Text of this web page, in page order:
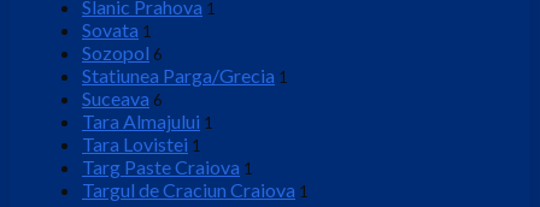
Slanic Prahova 1
Sovata 1
Sozopol 6
Statiunea Parga/Grecia 1
Suceava 6
Tara Almajului 1
Tara Lovistei 1
Targ Paste Craiova 1
Targul de Craciun Craiova 1